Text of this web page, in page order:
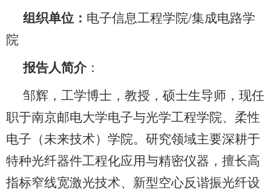
组织单位： 电子信息工程学院/集成电路学
院
报告人简介 ：
邹辉，工学博士，教授，硕士生导师，现任
职于南京邮电大学电子与光学工程学院、柔性
电子（未来技术）学院。研究领域主要深耕于
特种光纤器件工程化应用与精密仪器，擅长高
指标窄线宽激光技术、新型空心反谐振光纤设